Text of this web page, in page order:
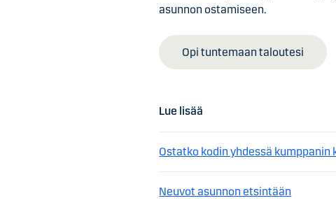
asunnon ostamiseen.
Opi tuntemaan taloutesi
Lue lisää
Ostatko kodin yhdessä kumppanin
Neuvot asunnon etsintään